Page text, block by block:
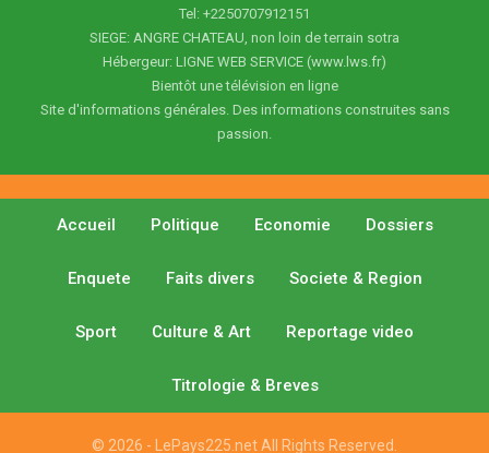
Tel: +2250707912151
SIEGE: ANGRE CHATEAU, non loin de terrain sotra
Hébergeur: LIGNE WEB SERVICE (www.lws.fr)
Bientôt une télévision en ligne
Site d'informations générales. Des informations construites sans
passion.
Accueil Politique Economie Dossiers
Enquete Faits divers Societe & Region
Sport Culture & Art Reportage video
Titrologie & Breves
© 2026 - LePays225.net All Rights Reserved.